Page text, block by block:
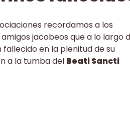
recordamos a los
jacobeos que a lo largo
fallecido en la plenitud de su
a la tumba del Beati Sancti